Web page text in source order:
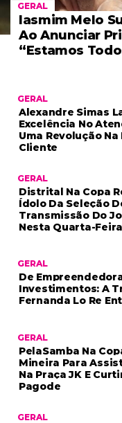
GERAL
Iasmim Melo
Ao Anunciar
“Estamos
GERAL
Alexandre Simas
Excelência No
Uma Revolução
Cliente
GERAL
Distrital Na Copa
Ídolo Da Seleção
Transmissão Do
Nesta Quarta-Feira
GERAL
De
Investimentos: A
Fernanda Lo Re
GERAL
PelaSamba Na
Mineira Para
Na Praça JK E
Pagode
GERAL